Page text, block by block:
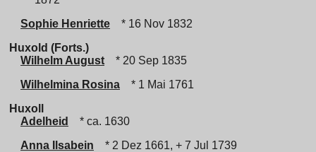
Sophie Henriette
* 16 Nov 1832
Huxold (Forts.)
Wilhelm August
* 20 Sep 1835
Wilhelmina Rosina
* 1 Mai 1761
Huxoll
Adelheid
* ca. 1630
Anna Ilsabein
* 2 Dez 1661, + 7 Jul 1739